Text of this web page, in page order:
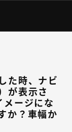
た時、ナビ
が表示さ
メージにな
か？車幅か